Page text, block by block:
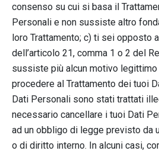
consenso su cui si basa il
Personali e non sussiste altro
loro Trattamento; c) ti sei opposto
dell’articolo 21, comma 1 o 2 del
sussiste più alcun motivo
procedere al Trattamento dei tuoi
Dati Personali sono stati trattati
necessario cancellare i tuoi Dati
ad un obbligo di legge previsto da
o di diritto interno. In alcuni casi,